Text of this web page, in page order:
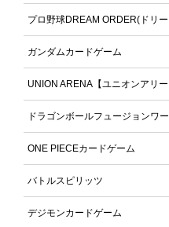
GAME(ホロライブオフィシャルカ
ードゲーム)
プロ野球DREAM ORDER(ドリー
ムオーダー)
ガンダムカードゲーム
UNION ARENA【ユニオンアリー
ナ】
ドラゴンボールフュージョンワー
ルド
ONE PIECEカードゲーム
バトルスピリッツ
デジモンカードゲーム